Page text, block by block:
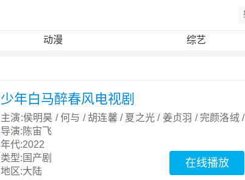
动漫 综艺
少年白马醉春风电视剧
主演:侯明昊 / 何与 / 胡连馨 / 夏之光 / 姜贞羽 / 完颜洛绒 /
白澍 / 张宸逍 / 陈品延 / 薛八一
导演: 陈宙飞
年代:2022
类型: 国产剧
地区:大陆
在线播放